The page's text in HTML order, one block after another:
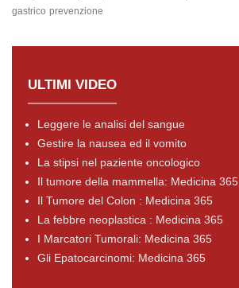
gastrico prevenzione
ULTIMI VIDEO
Leggere le analisi del sangue
Gestire la nausea ed il vomito
La stipsi nel paziente oncologico
Il tumore della mammella: Medicina 365
Il Tumore del Colon : Medicina 365
La febbre neoplastica : Medicina 365
I Marcatori Tumorali: Medicina 365
Gli Epatocarcinomi: Medicina 365